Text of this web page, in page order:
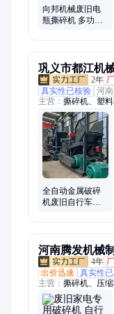
向邦机械废旧电
瓶撕碎机 多功能
巩义市都江机
2年 厂
真实性已核验 河南
主营： 撕碎机、塑
全自动金属破碎
机废旧自行车摩
河南腾发机械
4年 厂
出价迅速
真实性
主营： 撕碎机、压
碎机、压块机、易
统、结块物料、电